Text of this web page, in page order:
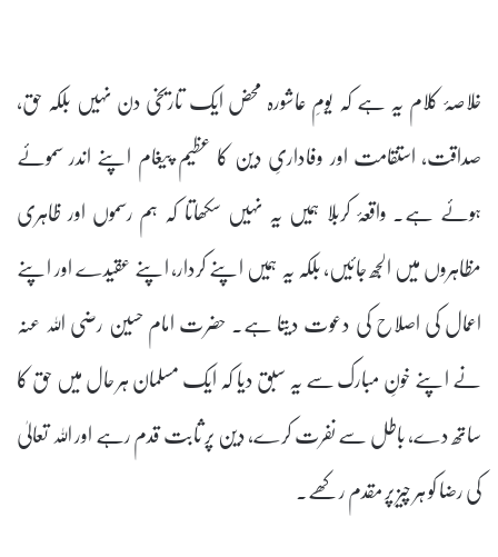
خلاصۂ کلام یہ ہے کہ یومِ عاشورہ محض ایک تاریخی دن نہیں بلکہ حق،
صداقت، استقامت اور وفاداریِ دین کا عظیم پیغام اپنے اندر سموئے
ہوئے ہے۔ واقعۂ کربلا ہمیں یہ نہیں سکھاتا کہ ہم رسموں اور ظاہری
مظاہروں میں الجھ جائیں، بلکہ یہ ہمیں اپنے کردار، اپنے عقیدے اور اپنے
اعمال کی اصلاح کی دعوت دیتا ہے۔ حضرت امام حسین رضی اللہ عنہ
نے اپنے خونِ مبارک سے یہ سبق دیا کہ ایک مسلمان ہر حال میں حق کا
ساتھ دے، باطل سے نفرت کرے، دین پر ثابت قدم رہے اور اللہ تعالیٰ
کی رضا کو ہر چیز پر مقدم رکھے۔